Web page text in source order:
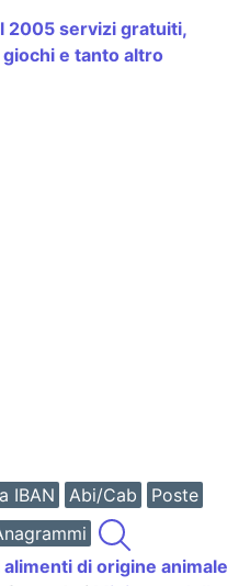
2005 servizi gratuiti,
giochi e tanto altro
IBAN Abi/Cab
Poste
di origine animale